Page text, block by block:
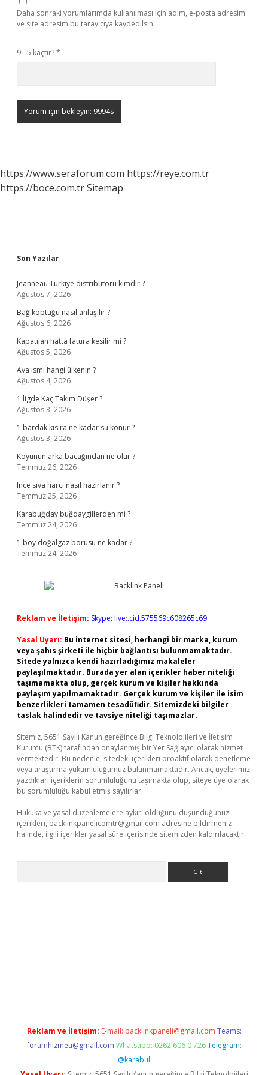
Daha sonraki yorumlarımda kullanılması için adım, e-posta adresim
ve site adresim bu tarayıcıya kaydedilsin.
9 - 5 kaçtır?*
https://www.seraforum.com https://reye.com.tr
https://boce.com.trSitemap
Sidebar
Son Yazılar
Jeanneau Türkiye distribütörü kimdir ?
Ağustos 7, 2026
Bağ koptuğu nasıl anlaşılır ?
Ağustos 6, 2026
Kapatılan hatta fatura kesilir mi ?
Ağustos 5, 2026
Ava ismi hangi ülkenin ?
Ağustos 4, 2026
1 ligde Kaç Takim Düşer ?
Ağustos 3, 2026
1 bardak kisira ne kadar su konur ?
Ağustos 3, 2026
Koyunun arka bacağından ne olur ?
Temmuz 26, 2026
Ince sıva harcı nasıl hazirlanir ?
Temmuz 25, 2026
Karabuğday buğdaygillerden mi ?
Temmuz 24, 2026
1 boy doğalgaz borusu ne kadar ?
Temmuz 24, 2026
Reklam ve İletişim: Skype: live:.cid.575569c608265c69
Yasal Uyarı: Bu internet sitesi, herhangi bir marka, kurum
veya şahıs şirketi ile hiçbir bağlantısı bulunmamaktadır.
Sitede yalnızca kendi hazırladığımız makaleler
paylaşılmaktadır. Burada yer alan içerikler haber niteliği
taşımamakta olup, gerçek kurum ve kişiler hakkında
paylaşım yapılmamaktadır. Gerçek kurum ve kişiler ile isim
benzerlikleri tamamen tesadüfidir. Sitemizdeki bilgiler
taslak halindedir ve tavsiye niteliği taşımazlar.
Sitemiz, 5651 Sayılı Kanun gereğince Bilgi Teknolojileri ve İletişim
Kurumu (BTK) tarafından onaylanmış bir Yer Sağlayıcı olarak hizmet
vermektedir. Bu nedenle, sitedeki içerikleri proaktif olarak denetleme
veya araştırma yükümlülüğümüz bulunmamaktadır. Ancak, üyelerimiz
yazdıkları içeriklerin sorumluluğunu taşımakta olup, siteye üye olarak
bu sorumluluğu kabul etmiş sayılırlar.
Hukuka ve yasal düzenlemelere aykırı olduğunu düşündüğünüz
içerikleri, backlinkpanelicomtr@gmail.com adresine bildirmeniz
halinde, ilgili içerikler yasal süre içerisinde sitemizden kaldırılacaktır.
Reklam ve İletişim: E-mail: backlinkpaneli@gmail.com Teams:
forumhizmeti@gmail.com Whatsapp: 0262 606 0 726 Telegram:
@karabul